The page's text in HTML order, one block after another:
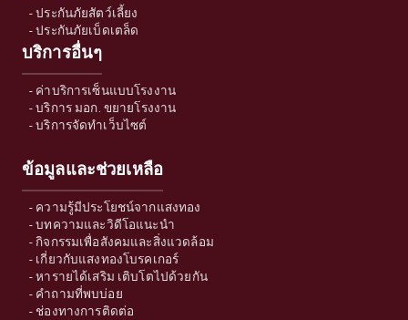
-ประกันภัยสัตว์เลี้ยง
-ประกันภัยเบ็ดเตล็ด
บริการอื่นๆ
- ค่าบริการเซ็นแบบโรงงาน
-บริการ มอก. ขยายโรงงาน
-บริการจัดทำเว็บไซต์
ข้อมูลและช่วยเหลือ
- ความรู้มีประโยชน์จากแสงทอง
-บทความและวิดีโอแนะนำ
-กิจกรรมเพื่อสังคมและสิ่งแวดล้อม
- เกี่ยวกับแสงทองโบรคเกอร์
-หารายได้เสริม เติบโตไปด้วยกัน
- คำถามที่พบบ่อย
- ช่องทางการติดต่อ